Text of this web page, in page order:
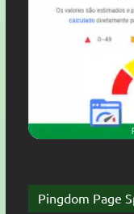
Pingdom Page